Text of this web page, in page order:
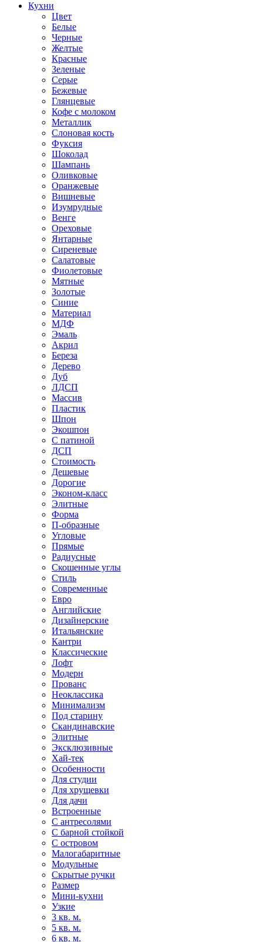
Кухни
Цвет
Белые
Черные
Желтые
Красные
Зеленые
Серые
Бежевые
Глянцевые
Кофе с молоком
Металлик
Слоновая кость
Фуксия
Шоколад
Шампань
Оливковые
Оранжевые
Вишневые
Изумрудные
Венге
Ореховые
Янтарные
Сиреневые
Салатовые
Фиолетовые
Мятные
Золотые
Синие
Материал
МДФ
Эмаль
Акрил
Береза
Дерево
Дуб
ЛДСП
Массив
Пластик
Шпон
Экошпон
С патиной
ДСП
Стоимость
Дешевые
Дорогие
Эконом-класс
Элитные
Форма
П-образные
Угловые
Прямые
Радиусные
Скошенные углы
Стиль
Современные
Евро
Английские
Дизайнерские
Итальянские
Кантри
Классические
Лофт
Модерн
Прованс
Неоклассика
Минимализм
Под старину
Скандинавские
Элитные
Эксклюзивные
Хай-тек
Особенности
Для студии
Для хрущевки
Для дачи
Встроенные
С антресолями
С барной стойкой
С островом
Малогабаритные
Модульные
Скрытые ручки
Размер
Мини-кухни
Узкие
3 кв. м.
5 кв. м.
6 кв. м.